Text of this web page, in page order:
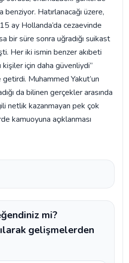
Hatırlanacağı üzere,
ay Hollanda’da cezaevinde
bir süre sonra uğradığı suikast
Her iki ismin benzer akıbeti
kişiler için daha güvenliydi”
getirdi. Muhammed Yakut’un
da bilinen gerçekler arasında
netlik kazanmayan pek çok
kamuoyuna açıklanması
mi?
gelişmelerden